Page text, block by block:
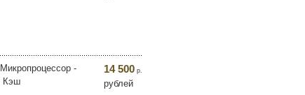
-
Кэш
14 500 р.
рублей